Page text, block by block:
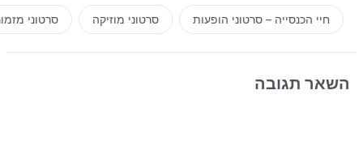
חיי הכנסייה – סרטוני הופעות סרטוני מוזיקה סרטוני
השאר תגובה